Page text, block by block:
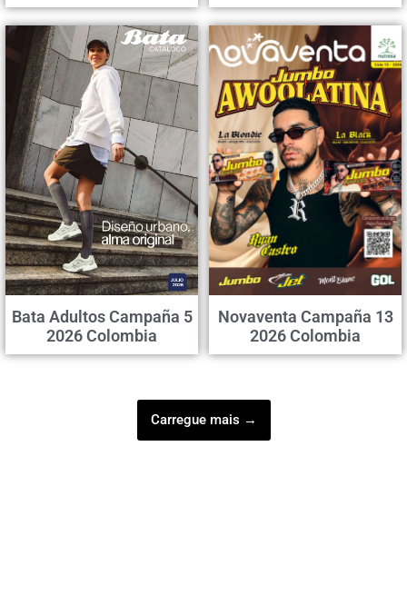
Bata Adultos Campaña 5
2026 Colombia
Novaventa Campaña 13
2026 Colombia
Carregue mais →